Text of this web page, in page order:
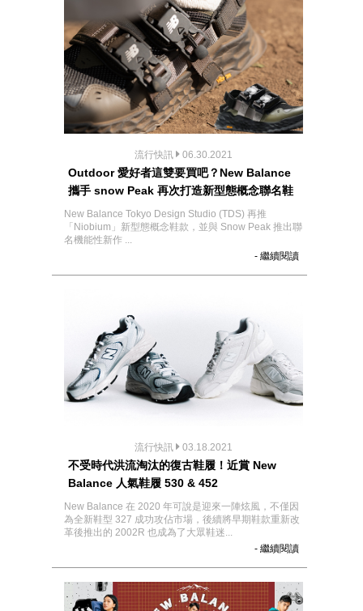
流行快訊 06.30.2021
Outdoor 愛好者這雙要買吧？New Balance
攜手 snow Peak 再次打造新型態概念聯名鞋
New Balance Tokyo Design Studio (TDS) 再推
「Niobium」新型態概念鞋款，並與 Snow Peak 推出聯
名機能性新作 ...
- 繼續閱讀
流行快訊 03.18.2021
不受時代洪流淘汰的復古鞋履！近賞 New
Balance 人氣鞋履 530 & 452
New Balance 在 2020 年可說是迎來一陣炫風，不僅因
為全新鞋型 327 成功攻佔市場，後續將早期鞋款重新改
革後推出的 2002R 也成為了大眾鞋迷...
- 繼續閱讀